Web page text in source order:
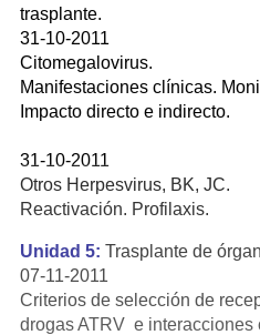
trasplante.
31-10-2011
Citomegalovirus.
Manifestaciones clínicas.
Impacto directo e indirecto.
31-10-2011
Otros Herpesvirus, BK, JC.
Reactivación. Profilaxis.
Unidad 5: Trasplante de
07-11-2011
Criterios de selección de
drogas ATRV e interacciones